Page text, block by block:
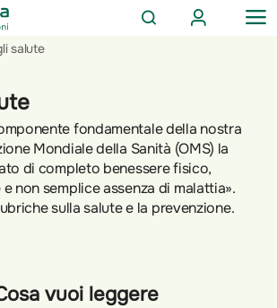
CERCA
AREA
CLIENTI
salute
fondamentale della nostra
Mondiale della Sanità (OMS) la
di completo benessere fisico,
non semplice assenza di malattia».
sulla salute e la prevenzione.
vuoi leggere